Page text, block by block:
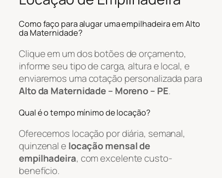
Como faço para alugar uma empilhadeira em Alto
da Maternidade?
Clique em um dos botões de orçamento,
informe seu tipo de carga, altura e local, e
enviaremos uma cotação personalizada para
Alto da Maternidade – Moreno – PE.
Qual é o tempo mínimo de locação?
Oferecemos locação por diária, semanal,
quinzenal e locação mensal de
empilhadeira, com excelente custo-
benefício.